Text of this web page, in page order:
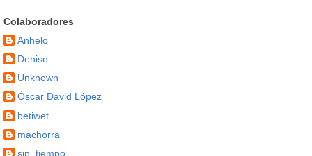
Colaboradores
Anhelo
Denise
Unknown
Óscar David López
betiwet
machorra
sin_tiempo